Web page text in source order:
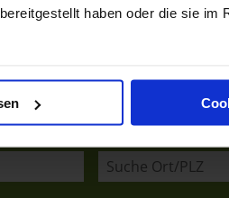
haben oder die sie im